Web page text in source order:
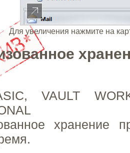
Для увеличения нажмите на
VAULT
хранение